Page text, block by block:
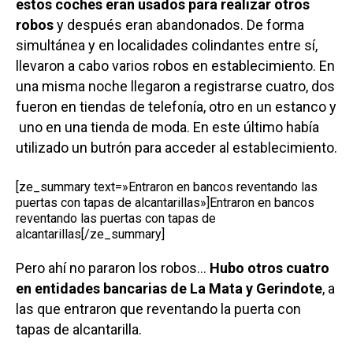
estos coches eran usados para realizar otros
robosy después eran abandonados. De forma
simultánea y en localidades colindantes entre sí,
llevaron a cabo varios robos en establecimiento. En
una misma noche llegaron a registrarse cuatro, dos
fueron en tiendas de telefonía, otro en un estanco y
uno en una tienda de moda. En este último había
utilizado un butrón para acceder al establecimiento.
[ze_summary text=»Entraron en bancos reventando las
puertas con tapas de alcantarillas»]Entraron en bancos
reventando las puertas con tapas de
alcantarillas[/ze_summary]
Pero ahí no pararon los robos… Hubo otros cuatro
en entidades bancarias de La Mata y Gerindote, a
las que entraron que reventando la puerta con
tapas de alcantarilla.